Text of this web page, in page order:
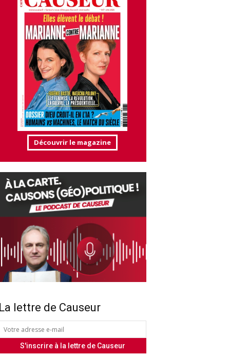
Découvrir le magazine
La lettre de Causeur